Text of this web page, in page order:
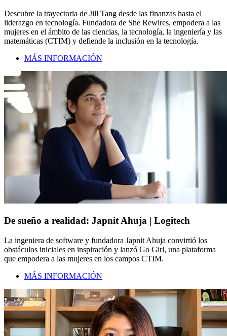
Descubre la trayectoria de Jill Tang desde las finanzas hasta el
liderazgo en tecnología. Fundadora de She Rewires, empodera a las
mujeres en el ámbito de las ciencias, la tecnología, la ingeniería y las
matemáticas (CTIM) y defiende la inclusión en la tecnología.
MÁS INFORMACIÓN
De sueño a realidad: Japnit Ahuja | Logitech
La ingeniera de software y fundadora Japnit Ahuja convirtió los
obstáculos iniciales en inspiración y lanzó Go Girl, una plataforma
que empodera a las mujeres en los campos CTIM.
MÁS INFORMACIÓN